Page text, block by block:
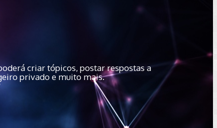
criar tópicos, postar respostas a
privado e muito mais.